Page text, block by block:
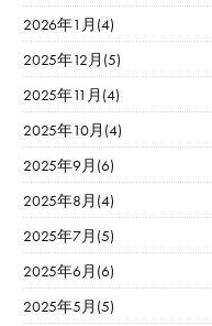
2026年1月(4)
2025年12月(5)
2025年11月(4)
2025年10月(4)
2025年9月(6)
2025年8月(4)
2025年7月(5)
2025年6月(6)
2025年5月(5)